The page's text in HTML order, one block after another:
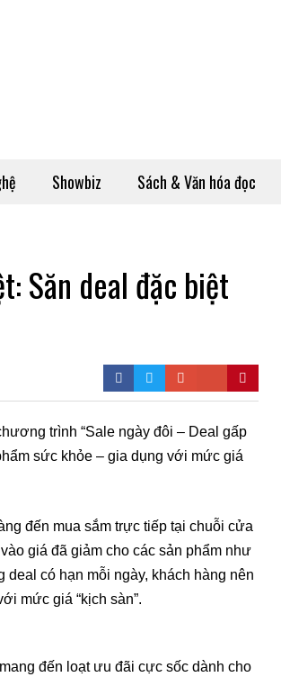
Showbiz Sách & Văn hóa đọc
Săn deal đặc biệt
trình “Sale ngày đôi – Deal gấp
sức khỏe – gia dụng với mức giá
đến mua sắm trực tiếp tại chuỗi cửa
giá đã giảm cho các sản phẩm như
có hạn mỗi ngày, khách hàng nên
mức giá “kịch sàn”.
đến loạt ưu đãi cực sốc dành cho